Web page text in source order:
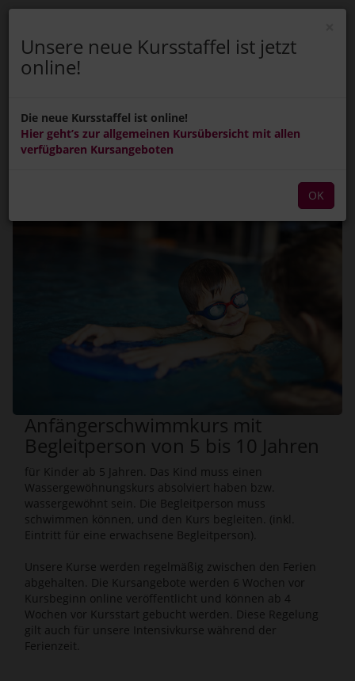
Menü Ein-/Ausblenden
ANMELDEN
Buchen
Anfängerschwimmkurs mit
Begleitperson von 5 bis 10 Jahren
für Kinder ab 5 Jahren. Das Kind muss einen
Wassergewöhnungskurs absolviert haben bzw.
wassergewöhnt sein. Die Begleitperson muss
schwimmen können, und den Kurs begleiten. (inkl.
Eintritt für eine erwachsene Begleitperson).
Unsere Kurse werden regelmäßig zwischen den Ferien
abgehalten. Die Kursangebote werden 6 Wochen vor
Kursbeginn online veröffentlicht und können ab 4
Wochen vor Kursstart gebucht werden. Diese Regelung
gilt auch für unsere Intensivkurse während der
Ferienzeit.
Unsere neue Kursstaffel ist jetzt
online!
Die neue Kursstaffel ist online!
Hier geht’s zur allgemeinen Kursübersicht mit allen
verfügbaren Kursangeboten
OK